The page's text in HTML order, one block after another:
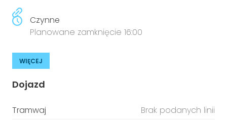
Czynne
Planowane zamknięcie 16:00
WIĘCEJ
Dojazd
Tramwaj
Brak podanych linii